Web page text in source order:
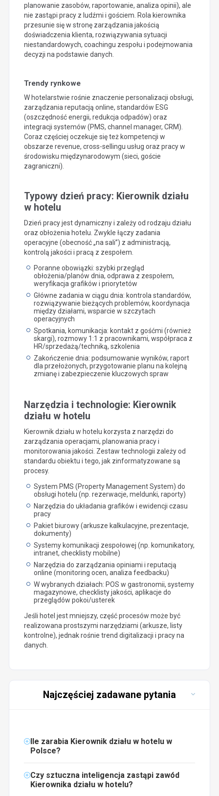
planowanie zasobów, raportowanie, analiza opinii), ale
nie zastąpi pracy z ludźmi i gościem. Rola kierownika
przesunie się w stronę zarządzania jakością
doświadczenia klienta, rozwiązywania sytuacji
niestandardowych, coachingu zespołu i podejmowania
decyzji na podstawie danych.
Trendy rynkowe
W hotelarstwie rośnie znaczenie personalizacji obsługi,
zarządzania reputacją online, standardów ESG
(oszczędność energii, redukcja odpadów) oraz
integracji systemów (PMS, channel manager, CRM).
Coraz częściej oczekuje się też kompetencji w
obszarze revenue, cross-sellingu usług oraz pracy w
środowisku międzynarodowym (sieci, goście
zagraniczni).
Typowy dzień pracy: Kierownik działu
w hotelu
Dzień pracy jest dynamiczny i zależy od rodzaju działu
oraz obłożenia hotelu. Zwykle łączy zadania
operacyjne (obecność „na sali”) z administracją,
kontrolą jakości i pracą z zespołem.
Poranne obowiązki: szybki przegląd
obłożenia/planów dnia, odprawa z zespołem,
weryfikacja grafików i priorytetów
Główne zadania w ciągu dnia: kontrola standardów,
rozwiązywanie bieżących problemów, koordynacja
między działami, wsparcie w szczytach
operacyjnych
Spotkania, komunikacja: kontakt z gośćmi (również
skargi), rozmowy 1:1 z pracownikami, współpraca z
HR/sprzedażą/techniką, szkolenia
Zakończenie dnia: podsumowanie wyników, raport
dla przełożonych, przygotowanie planu na kolejną
zmianę i zabezpieczenie kluczowych spraw
Narzędzia i technologie: Kierownik
działu w hotelu
Kierownik działu w hotelu korzysta z narzędzi do
zarządzania operacjami, planowania pracy i
monitorowania jakości. Zestaw technologii zależy od
standardu obiektu i tego, jak zinformatyzowane są
procesy.
System PMS (Property Management System) do
obsługi hotelu (np. rezerwacje, meldunki, raporty)
Narzędzia do układania grafików i ewidencji czasu
pracy
Pakiet biurowy (arkusze kalkulacyjne, prezentacje,
dokumenty)
Systemy komunikacji zespołowej (np. komunikatory,
intranet, checklisty mobilne)
Narzędzia do zarządzania opiniami i reputacją
online (monitoring ocen, analiza feedbacku)
W wybranych działach: POS w gastronomii, systemy
magazynowe, checklisty jakości, aplikacje do
przeglądów pokoi/usterek
Jeśli hotel jest mniejszy, część procesów może być
realizowana prostszymi narzędziami (arkusze, listy
kontrolne), jednak rośnie trend digitalizacji i pracy na
danych.
Najczęściej zadawane pytania
Ile zarabia Kierownik działu w hotelu w
Polsce?
Czy sztuczna inteligencja zastąpi zawód
Kierownika działu w hotelu?